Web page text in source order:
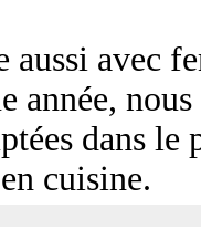
aussi avec
année,
dans
cuisine.